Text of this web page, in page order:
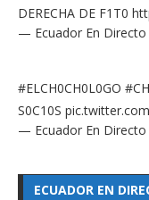
DERECHA DE F1T0
— Ecuador En Directo
#ELCH0CH0L0GO
S0C10S
— Ecuador En Directo
ECUADOR EN